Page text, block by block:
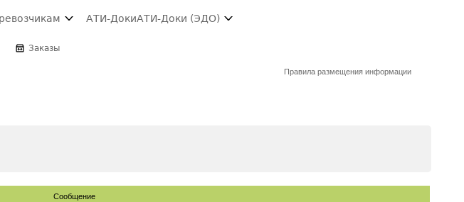
АТИ-ДокиАТИ-Доки (ЭДО)
Заказы
Правила размещения информации
Сообщение